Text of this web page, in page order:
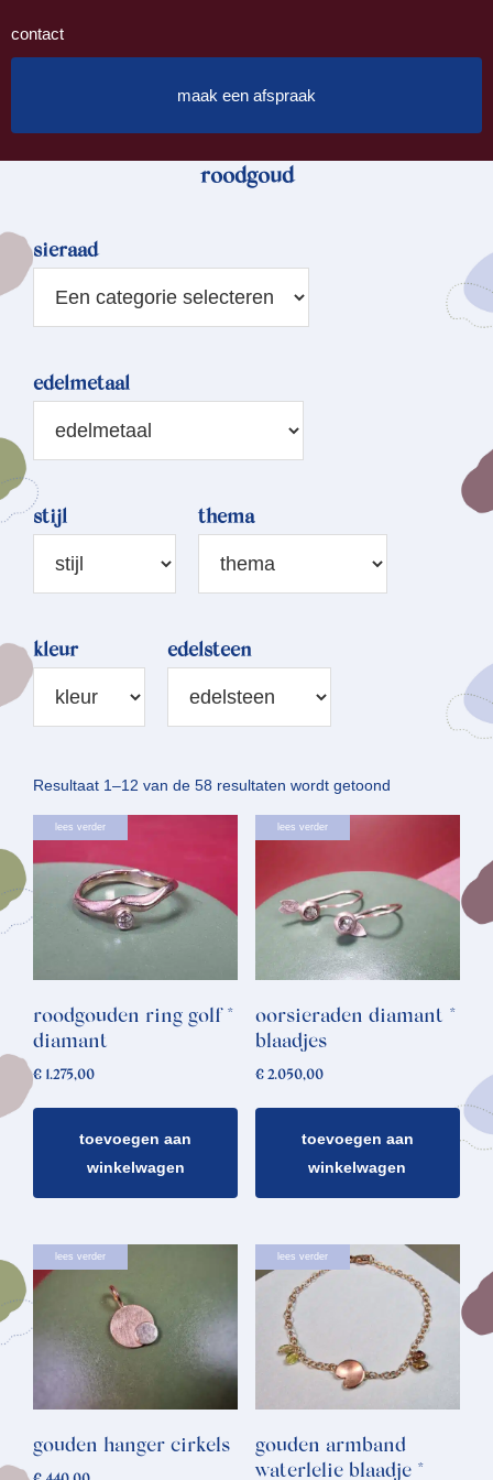
contact
maak een afspraak
roodgoud
sieraad
edelmetaal
stijl thema
kleur edelsteen
Resultaat 1–12 van de 58 resultaten wordt getoond
op
lees verder
roodgouden ring golf *
diamant
€ 1.275,00
toevoegen aan
winkelwagen
lees verder
oorsieraden diamant *
blaadjes
€2.050,00
toevoegen aan
winkelwagen
lees verder
gouden hanger cirkels
lees verder
gouden armband
waterlelie blaadje *